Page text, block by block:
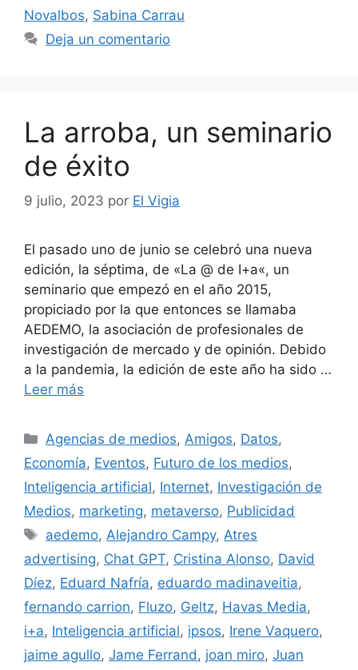
Novalbos, Sabina Carrau
Deja un comentario
La arroba, un seminario
de éxito
9 julio, 2023 por El Vigia
El pasado uno de junio se celebró una nueva
edición, la séptima, de «La @ de I+a«, un
seminario que empezó en el año 2015,
propiciado por la que entonces se llamaba
AEDEMO, la asociación de profesionales de
investigación de mercado y de opinión. Debido
a la pandemia, la edición de este año ha sido …
Leer más
Categorías
Agencias de medios,Amigos, Datos,
Economía, Eventos, Futuro de los medios,
Inteligencia artificial, Internet, Investigación de
Medios, marketing, metaverso, Publicidad
Etiquetas
aedemo,Alejandro Campy,Atres
advertising, Chat GPT, Cristina Alonso, David
Díez, Eduard Nafría, eduardo madinaveitia,
fernando carrion, Fluzo, Geltz, Havas Media,
i+a, Inteligencia artificial, ipsos, Irene Vaquero,
jaime agullo, Jame Ferrand, joan miro, Juan